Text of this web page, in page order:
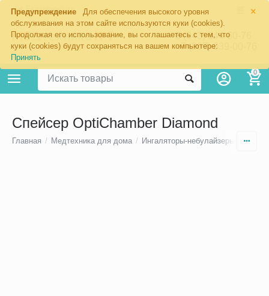
×
Предупреждение
Для обеспечения высокого уровня
обслуживания на этом сайте используются куки (cookies).
Продолжая его использование, вы соглашаетесь с тем, что
куки (cookies) будут сохраняться на вашем компьютере:
Принять
Екатеринбург
8 (343) 344-60-76
+7 (967) 639-00-76
0
Спейсер OptiChamber Diamond
Главная / Медтехника для дома / Ингаляторы-небулайзеры